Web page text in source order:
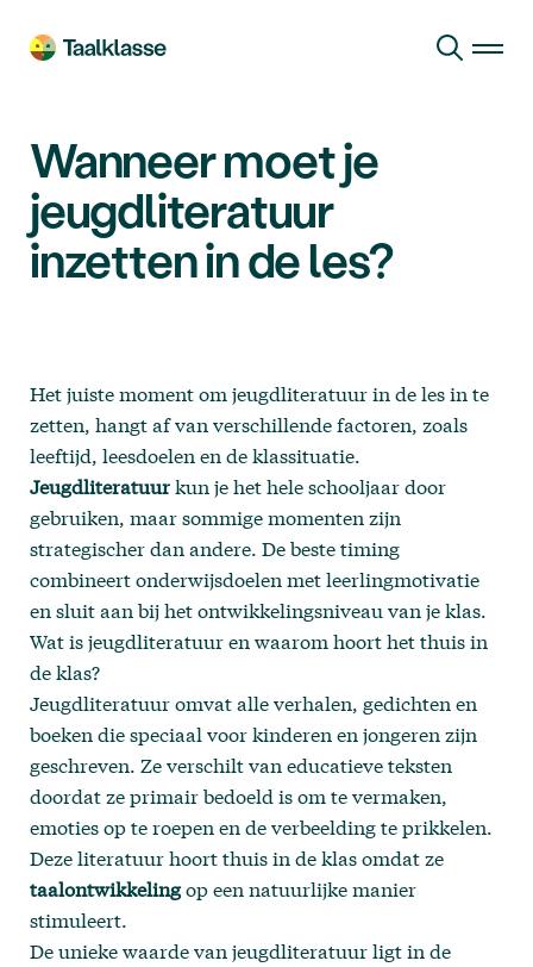
Wanneer moet je
jeugdliteratuur
inzetten in de les?
Het juiste moment om jeugdliteratuur in de les in te
zetten, hangt af van verschillende factoren, zoals
leeftijd, leesdoelen en de klassituatie.
Jeugdliteratuurkun je het hele schooljaar door
gebruiken, maar sommige momenten zijn
strategischer dan andere. De beste timing
combineert onderwijsdoelen met leerlingmotivatie
en sluit aan bij het ontwikkelingsniveau van je klas.
Wat is jeugdliteratuur en waarom hoort het thuis in
de klas?
Jeugdliteratuur omvat alle verhalen, gedichten en
boeken die speciaal voor kinderen en jongeren zijn
geschreven. Ze verschilt van educatieve teksten
doordat ze primair bedoeld is om te vermaken,
emoties op te roepen en de verbeelding te prikkelen.
Deze literatuur hoort thuis in de klas omdat ze
taalontwikkelingop een natuurlijke manier
stimuleert.
De unieke waarde van jeugdliteratuur ligt in de